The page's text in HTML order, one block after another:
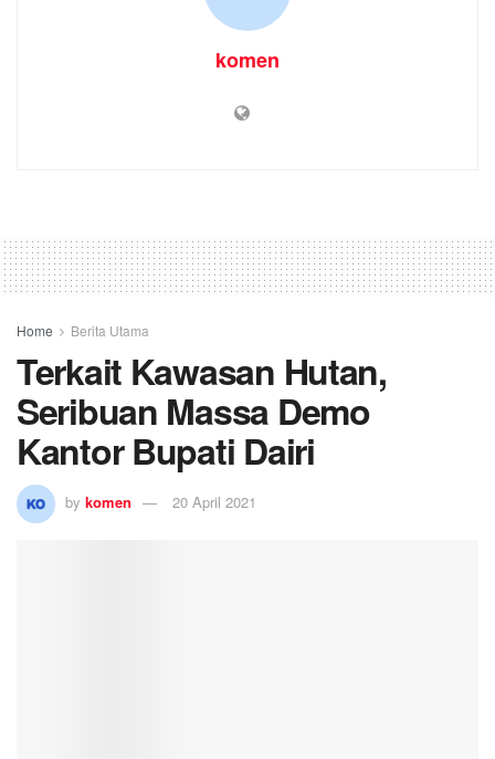
komen
Home Berita Utama
Terkait Kawasan Hutan,
Seribuan Massa Demo
Kantor Bupati Dairi
by komen 20 April 2021